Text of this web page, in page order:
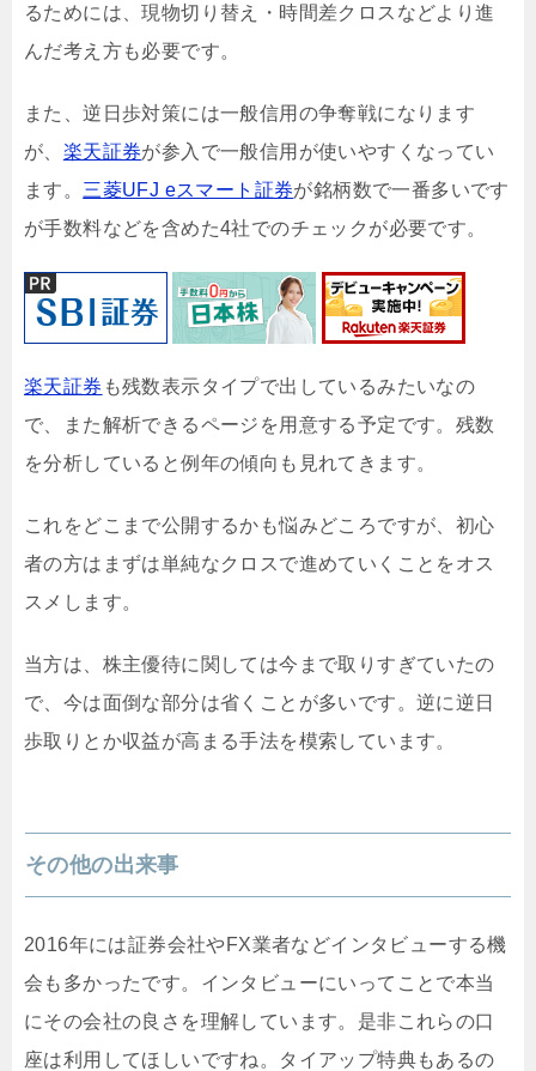
るためには、現物切り替え・時間差クロスなどより進
んだ考え方も必要です。
また、逆日歩対策には一般信用の争奪戦になります
が、 楽天証券が参入で一般信用が使いやすくなってい
ます。 三菱UFJ eスマート証券が銘柄数で一番多いです
が手数料などを含めた4社でのチェックが必要です。
楽天証券 も残数表示タイプで出しているみたいなの
で、また解析できるページを用意する予定です。残数
を分析していると例年の傾向も見れてきます。
これをどこまで公開するかも悩みどころですが、初心
者の方はまずは単純なクロスで進めていくことをオス
スメします。
当方は、株主優待に関しては今まで取りすぎていたの
で、今は面倒な部分は省くことが多いです。逆に逆日
歩取りとか収益が高まる手法を模索しています。
その他の出来事
2016年には証券会社やFX業者などインタビューする機
会も多かったです。インタビューにいってことで本当
にその会社の良さを理解しています。是非これらの口
座は利用してほしいですね。タイアップ特典もあるの